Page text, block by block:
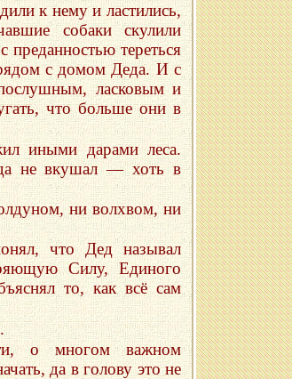
к нему и ластились,
собаки скулили
тереться
с домом Деда. И с
ласковым и
что больше они в
иными дарами леса.
не вкушал — хоть в
ни волхвом, ни
что Дед называл
Силу, Единого
то, как всё сам
о многом важном
да в голову это не